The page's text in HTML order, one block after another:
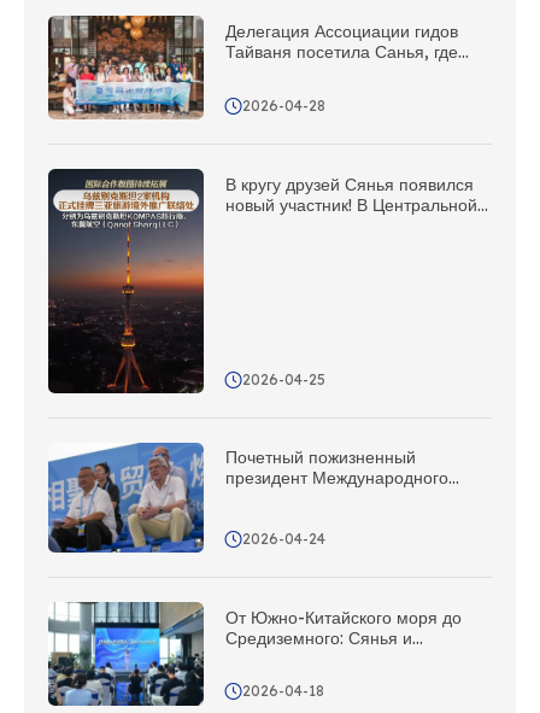
Делегация Ассоциации гидов
Тайваня посетила Санья, где
встречи, открывшие новые
возможности для
2026-04-28
В кругу друзей Сянья появился
новый участник! В Центральной
2026-04-25
Почетный пожизненный
президент Международного
2026-04-24
От Южно-Китайского моря до
Средиземного: Сянья и
туризму Италии объединили
усилия, и сегодня состоялось
2026-04-18